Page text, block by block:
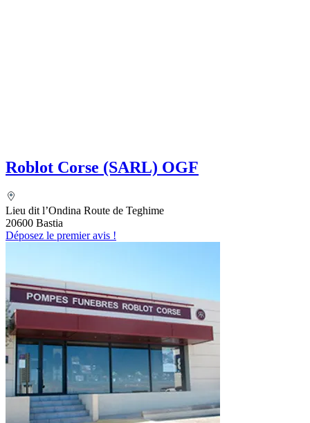
Roblot Corse (SARL) OGF
Lieu dit l’Ondina Route de Teghime
20600 Bastia
Déposez le premier avis !